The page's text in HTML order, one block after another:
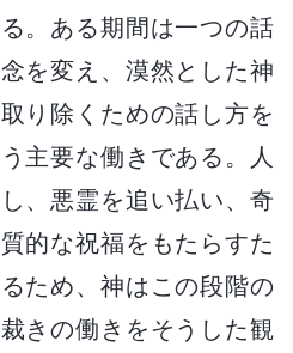
。ある期間は一つの話
を変え、漠然とした神
り除くための話し方を
主要な働きである。人
、悪霊を追い払い、奇
的な祝福をもたらすた
ため、神はこの段階の
きの働きをそうした観